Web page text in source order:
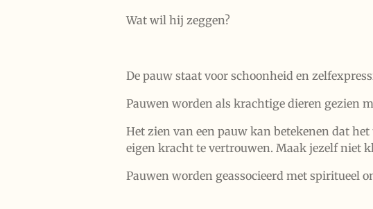
Wat wil hij zeggen?
De pauw staat voor schoonheid en
Pauwen worden als krachtige dieren gezien
Het zien van een pauw kan betekenen dat
eigen kracht te vertrouwen. Maak jezelf niet
Pauwen worden geassocieerd met spiritueel